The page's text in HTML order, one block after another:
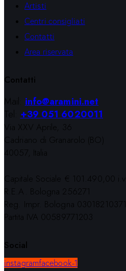
Artisti
Centri consigliati
Contatti
Area riservata
Contatti
Mail: info@aramini.net
Tel: +39 051 6020011
Via XXV Aprile, 36
Cadriano di Granarolo (BO)
40057, Italia
Capitale Sociale € 101.490,00 i.v.
R.E.A. Bologna 256271
Reg. Impr. Bologna 03018210371
Partita IVA 00589771203
Social
instagramfacebook-1